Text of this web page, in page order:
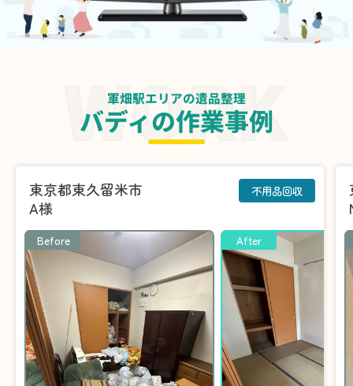
軍畑駅エリアの遺品整理
バディの作業事例
東京都東久留米市
A様
不用品回収
Before After